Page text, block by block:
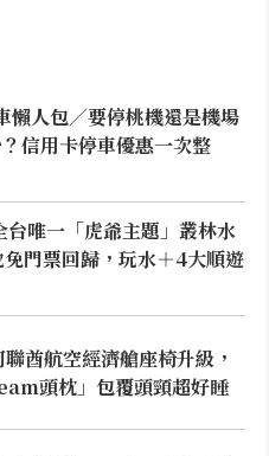
懶人包／要停桃機還是機場
信用卡停車優惠一次整
台唯一「虎爺主題」叢林水
門票回歸，玩水＋4大順遊
酋航空經濟艙座椅升級，
頭枕」包覆頭頸超好睡